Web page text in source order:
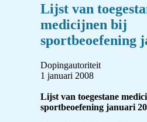
Lijst van
medicijnen bij
sportbeoefening
Dopingautoriteit
1 januari 2008
Lijst van toegestane
sportbeoefening januari